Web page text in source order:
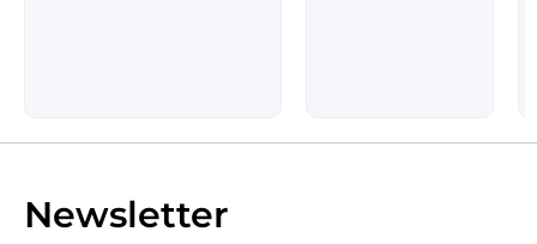
Newsletter